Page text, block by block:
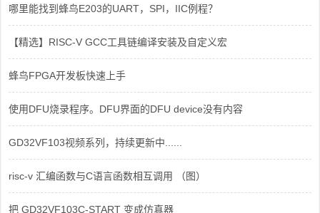
哪里能找到蜂鸟E203的UART，SPI，IIC例程？
【精选】RISC-V GCC工具链编译安装及自定义宏
蜂鸟FPGA开发板快速上手
使用DFU烧录程序。DFU界面的DFU device没有内容
GD32VF103视频系列，持续更新中......
risc-v 汇编函数与C语言函数相互调用 （图）
把 GD32VF103C-START 变成仿真器